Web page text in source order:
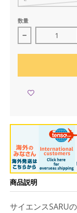
数量
サイエンス
商品説明
サイエンスSARU